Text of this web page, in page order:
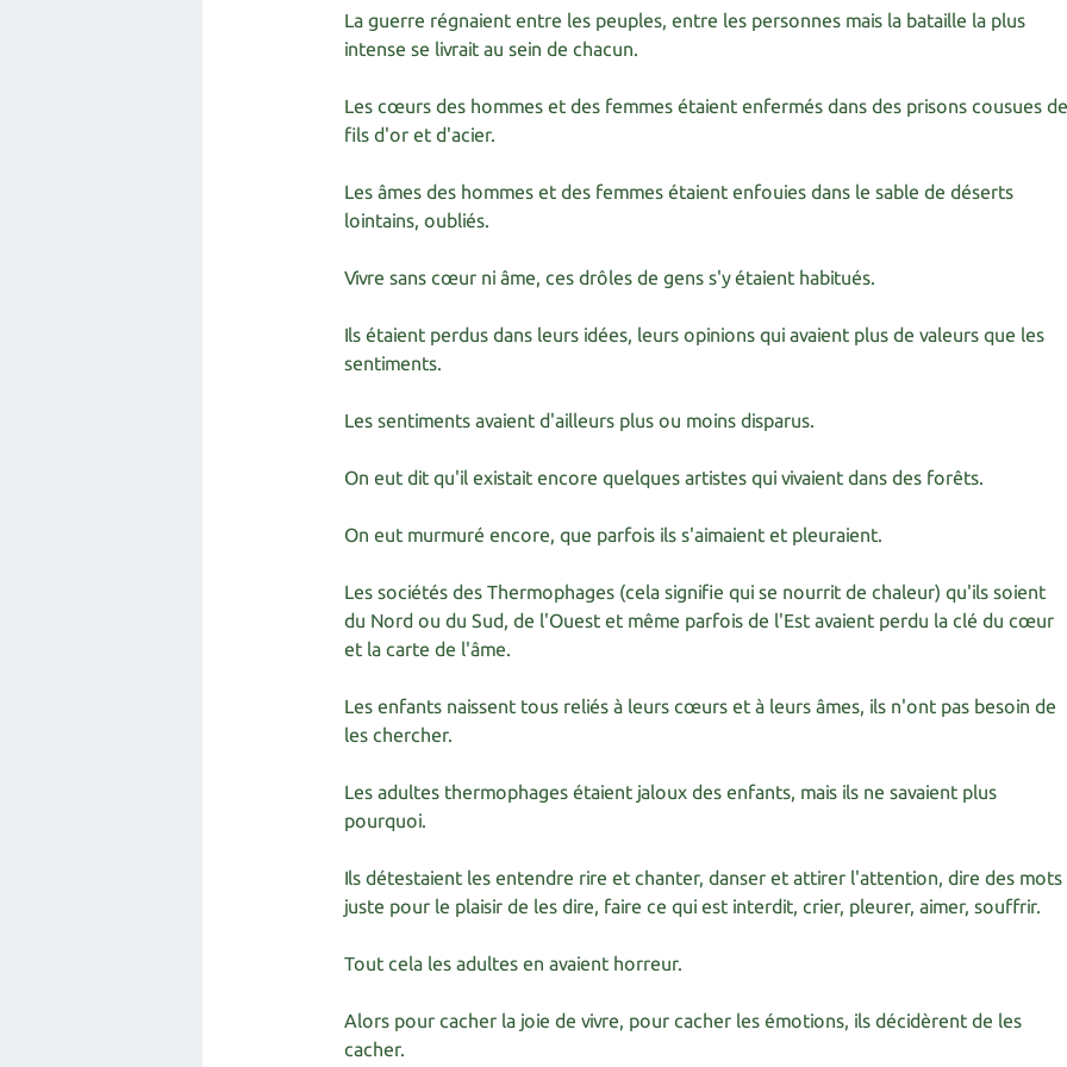
La guerre régnaient entre les peuples, entre les personnes mais la bataille la plus
intense se livrait au sein de chacun.
Les cœurs des hommes et des femmes étaient enfermés dans des prisons cousues
fils d'or et d'acier.
Les âmes des hommes et des femmes étaient enfouies dans le sable de déserts
lointains, oubliés.
Vivre sans cœur ni âme, ces drôles de gens s'y étaient habitués.
Ils étaient perdus dans leurs idées, leurs opinions qui avaient plus de valeurs que les
sentiments.
Les sentiments avaient d'ailleurs plus ou moins disparus.
On eut dit qu'il existait encore quelques artistes qui vivaient dans des forêts.
On eut murmuré encore, que parfois ils s'aimaient et pleuraient.
Les sociétés des Thermophages (cela signifie qui se nourrit de chaleur) qu'ils soient
du Nord ou du Sud, de l'Ouest et même parfois de l'Est avaient perdu la clé du cœur
et la carte de l'âme.
Les enfants naissent tous reliés à leurs cœurs et à leurs âmes, ils n'ont pas besoin de
les chercher.
Les adultes thermophages étaient jaloux des enfants, mais ils ne savaient plus
pourquoi.
Ils détestaient les entendre rire et chanter, danser et attirer l'attention, dire des mots
juste pour le plaisir de les dire, faire ce qui est interdit, crier, pleurer, aimer, souffrir.
Tout cela les adultes en avaient horreur.
Alors pour cacher la joie de vivre, pour cacher les émotions, ils décidèrent de les
cacher.